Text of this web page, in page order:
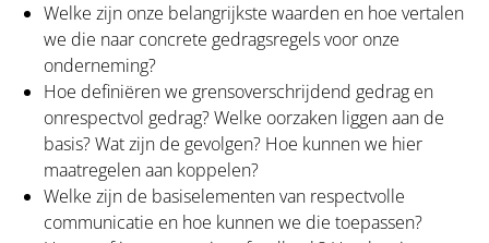
Welke zijn onze belangrijkste waarden en hoe vertalen
we die naar concrete gedragsregels voor onze
onderneming?
Hoe definiëren we grensoverschrijdend gedrag en
onrespectvol gedrag? Welke oorzaken liggen aan de
basis? Wat zijn de gevolgen? Hoe kunnen we hier
maatregelen aan koppelen?
Welke zijn de basiselementen van respectvolle
communicatie en hoe kunnen we die toepassen?